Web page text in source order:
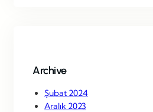
Archive
Şubat 2024
Aralık 2023